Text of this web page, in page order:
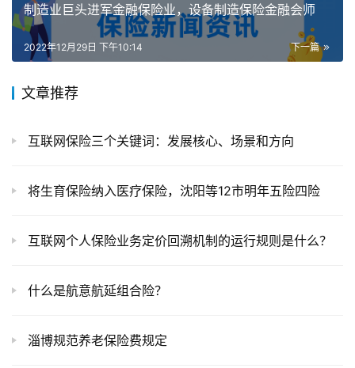
制造业巨头进军金融保险业，设备制造保险金融会师
下一篇
2022年12月29日 下午10:14
文章推荐
互联网保险三个关键词：发展核心、场景和方向
将生育保险纳入医疗保险，沈阳等12市明年五险四险
互联网个人保险业务定价回溯机制的运行规则是什么？
什么是航意航延组合险？
淄博规范养老保险费规定